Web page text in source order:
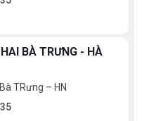
BÀ TRƯNG - HÀ
TRưng – HN